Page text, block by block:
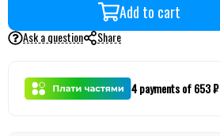
Add to cart
Ask a question Share
4 payments of 653 ₽